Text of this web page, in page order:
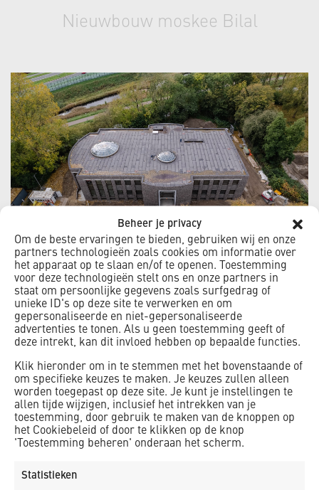
Beheer je privacy
Om de beste ervaringen te bieden, gebruiken wij en onze
partners technologieën zoals cookies om informatie over
het apparaat op te slaan en/of te openen. Toestemming
voor deze technologieën stelt ons en onze partners in
staat om persoonlijke gegevens zoals surfgedrag of
unieke ID's op deze site te verwerken en om
gepersonaliseerde en niet-gepersonaliseerde
advertenties te tonen. Als u geen toestemming geeft of
deze intrekt, kan dit invloed hebben op bepaalde functies.
Klik hieronder om in te stemmen met het bovenstaande of
om specifieke keuzes te maken. Je keuzes zullen alleen
worden toegepast op deze site. Je kunt je instellingen te
allen tijde wijzigen, inclusief het intrekken van je
toestemming, door gebruik te maken van de knoppen op
het Cookiebeleid of door te klikken op de knop
'Toestemming beheren' onderaan het scherm.
Statistieken
Nieuwbouw moskee Bilal
Alkmaar
In Alkmaar realiseert K_Dekker de nieuwbouw van
Moskee Bilal. Dit wordt een multifunctioneel islamitisch
centrum met ruimte voor allerlei activiteiten, diensten
en faciliteiten. Het wordt een duurzame nieuwbouw. Zo
komt het dak vol zonnepanelen te liggen, komen er
groene parkeerplaatsen en het gebouw gaat van het gas
af. Ook worden de gevels extra geïsoleerd, wat een
hogere rc waarde oplevert.